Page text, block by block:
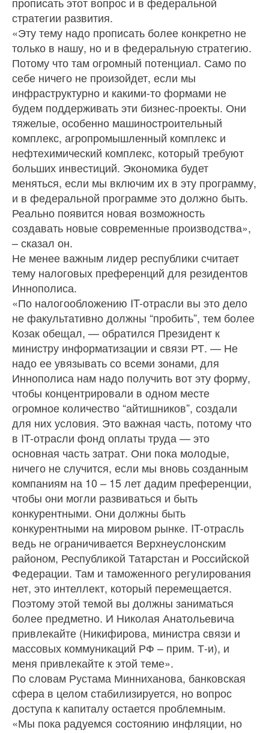
стратегии развития.
«Эту тему надо прописать более конкретно не
только в нашу, но и в федеральную стратегию.
Потому что там огромный потенциал. Само по
себе ничего не произойдет, если мы
инфраструктурно и какими-то формами не
будем поддерживать эти бизнес-проекты. Они
тяжелые, особенно машиностроительный
комплекс, агропромышленный комплекс и
нефтехимический комплекс, который требуют
больших инвестиций. Экономика будет
меняться, если мы включим их в эту программу,
и в федеральной программе это должно быть.
Реально появится новая возможность
создавать новые современные производства»,
– сказал он.
Не менее важным лидер республики считает
тему налоговых преференций для резидентов
Иннополиса.
«По налогообложению IT-отрасли вы это дело
не факультативно должны “пробить”, тем более
Козак обещал, — обратился Президент к
министру информатизации и связи РТ. — Не
надо ее увязывать со всеми зонами, для
Иннополиса нам надо получить вот эту форму,
чтобы концентрировали в одном месте
огромное количество “айтишников”, создали
для них условия. Это важная часть, потому что
в IT-отрасли фонд оплаты труда — это
основная часть затрат. Они пока молодые,
ничего не случится, если мы вновь созданным
компаниям на 10 – 15 лет дадим преференции,
чтобы они могли развиваться и быть
конкурентными. Они должны быть
конкурентными на мировом рынке. IT-отрасль
ведь не ограничивается Верхнеуслонским
районом, Республикой Татарстан и Российской
Федерации. Там и таможенного регулирования
нет, это интеллект, который перемещается.
Поэтому этой темой вы должны заниматься
более предметно. И Николая Анатольевича
привлекайте (Никифирова, министра связи и
массовых коммуникаций РФ – прим. Т-и), и
меня привлекайте к этой теме».
По словам Рустама Минниханова, банковская
сфера в целом стабилизируется, но вопрос
доступа к капиталу остается проблемным.
«Мы пока радуемся состоянию инфляции, но